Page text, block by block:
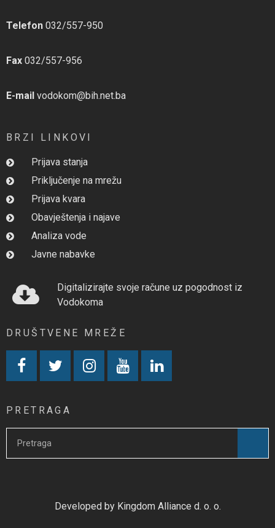
Telefon 032/557-950
Fax 032/557-956
E-mail vodokom@bih.net.ba
BRZI LINKOVI
Prijava stanja
Priključenje na mrežu
Prijava kvara
Obavještenja i najave
Analiza vode
Javne nabavke
Digitalizirajte svoje račune uz pogodnost iz
Vodokoma
DRUŠTVENE MREŽE
PRETRAGA
Developed by Kingdom Alliance d. o. o.